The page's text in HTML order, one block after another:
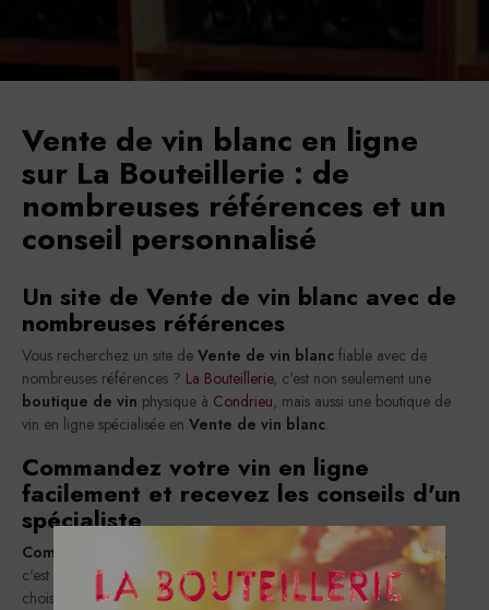
Vente de vin blanc en ligne
sur La Bouteillerie : de
nombreuses références et un
conseil personnalisé
Un site de Vente de vin blanc avec de
nombreuses références
Vous recherchez un site de Vente de vin blanc fiable avec de
nombreuses références ? La Bouteillerie, c'est non seulement une
boutique de vin physique à Condrieu, mais aussi une boutique de
vin en ligne spécialisée en Vente de vin blanc.
Commandez votre vin en ligne
facilement et recevez les conseils d'un
spécialiste
Commander du vin rosé sur votre site deVente de vin blanc ,
c'est facile et efficace. Même à distance, votrecavistevous aide à
choisir. N'hésitez pas à utiliser leformulaire de contactpour poser